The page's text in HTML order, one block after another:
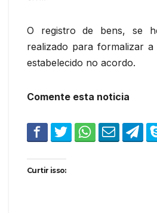
O registro de bens, se
realizado para formalizar
estabelecido no acordo.
Comente esta noticia
Curtir isso: